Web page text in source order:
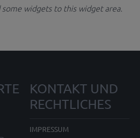
some widgets to this widget area.
KONTAKT UND
RECHTLICHES
IMPRESSUM